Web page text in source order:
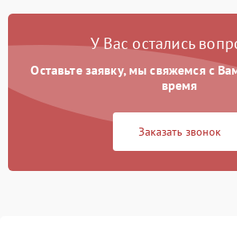
У Вас остались
Оставьте заявку, мы свяжемся с
время
Заказать звонок